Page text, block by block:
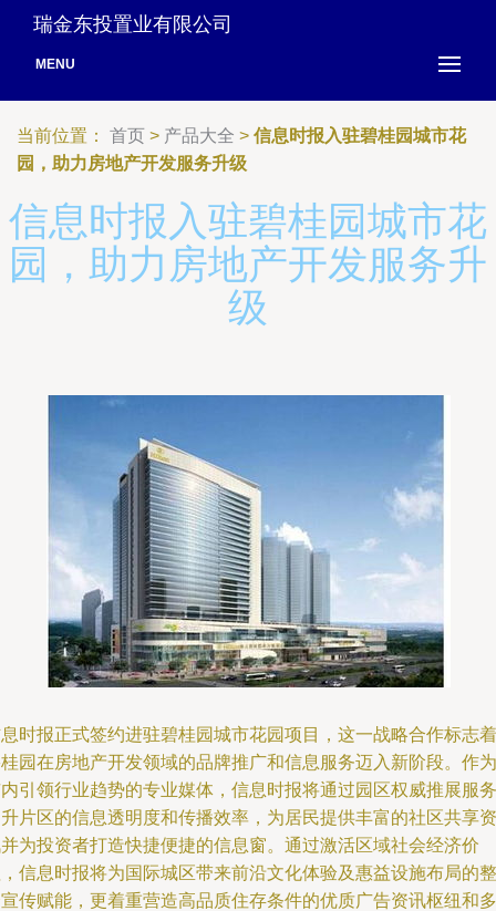
瑞金东投置业有限公司
MENU
当前位置： 首页 > 产品大全 > 信息时报入驻碧桂园城市花
园，助力房地产开发服务升级
信息时报入驻碧桂园城市花
园，助力房地产开发服务升
级
时报正式签约进驻碧桂园城市花园项目，这一战略合作标志着
园在房地产开发领域的品牌推广和信息服务迈入新阶段。作为
引领行业趋势的专业媒体，信息时报将通过园区权威推展服务
片区的信息透明度和传播效率，为居民提供丰富的社区共享资
为投资者打造快捷便捷的信息窗。通过激活区域社会经济价
信息时报将为国际城区带来前沿文化体验及惠益设施布局的整
传赋能，更着重营造高品质住存条件的优质广告资讯枢纽和多